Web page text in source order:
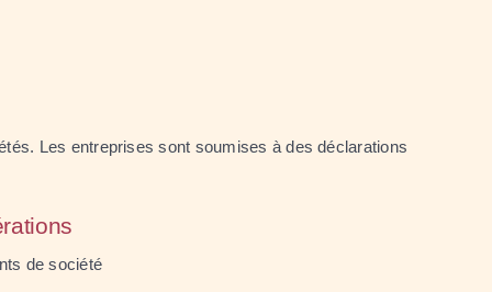
Les entreprises sont soumises à des déclarations
de société